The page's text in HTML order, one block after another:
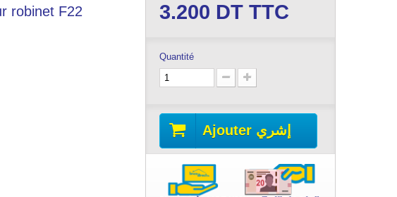
robinet F22
3.200 DT TTC
Quantité
Ajouter إشري